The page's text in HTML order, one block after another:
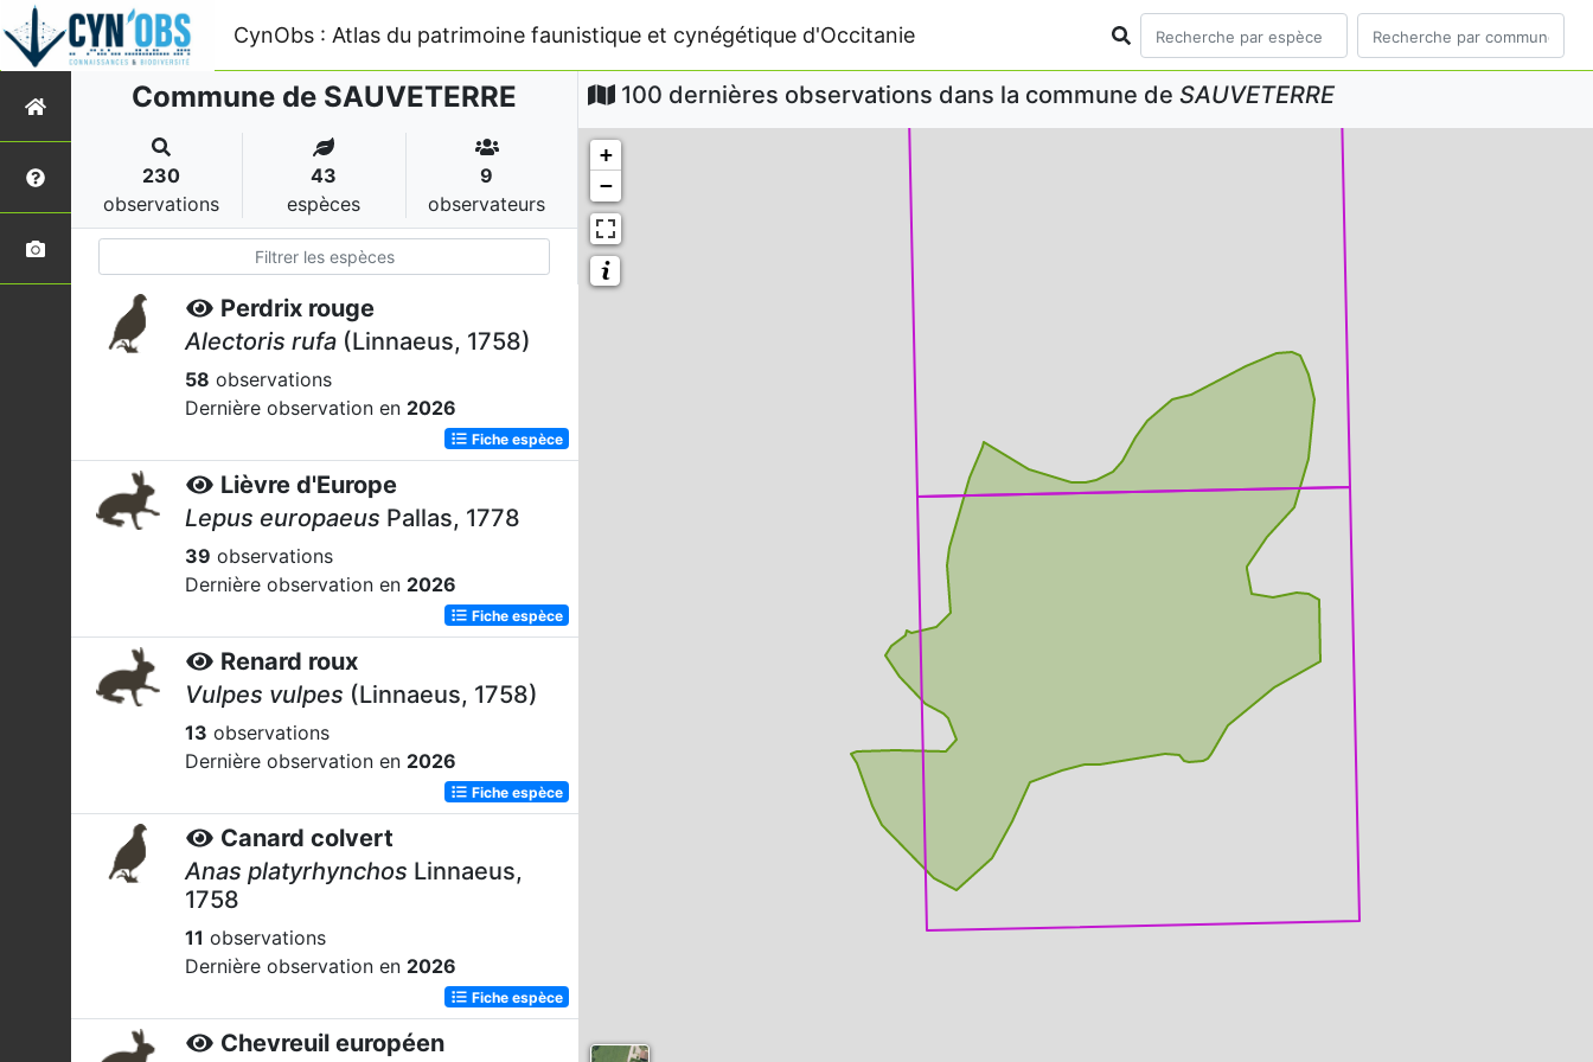
CynObs : Atlas du patrimoine faunistique et cynégétique d'Occitanie
Commune de SAUVETERRE
230
observations
43
espèces
9
observateurs
Perdrix rouge
Alectoris rufa (Linnaeus, 1758)
58 observations
Dernière observation en 2026
Fiche espèce
Lièvre d'Europe
Lepus europaeus Pallas, 1778
39 observations
Dernière observation en 2026
Fiche espèce
Renard roux
Vulpes vulpes (Linnaeus, 1758)
13 observations
Dernière observation en 2026
Fiche espèce
Canard colvert
Anas platyrhynchos Linnaeus,
1758
11 observations
Dernière observation en 2026
Fiche espèce
Chevreuil européen
100 dernières observations dans la commune de SAUVETERRE
+
−